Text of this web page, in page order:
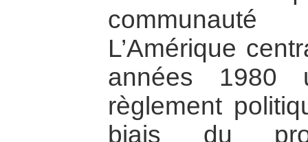
L’Amérique
années 1980
règlement
biais du